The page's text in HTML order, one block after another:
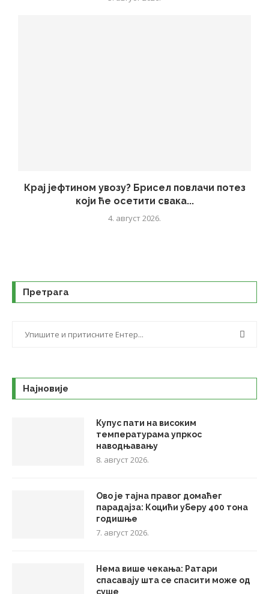
Крај јефтином увозу? Брисел повлачи потез
који ће осетити свака...
4. август 2026.
Претрага
Најновије
Купус пати на високим
температурама упркос
наводњавању
8. август 2026.
Ово је тајна правог домаћег
парадајза: Коцићи уберу 400 тона
годишње
7. август 2026.
Нема више чекања: Ратари
спасавају шта се спасити може од
суше